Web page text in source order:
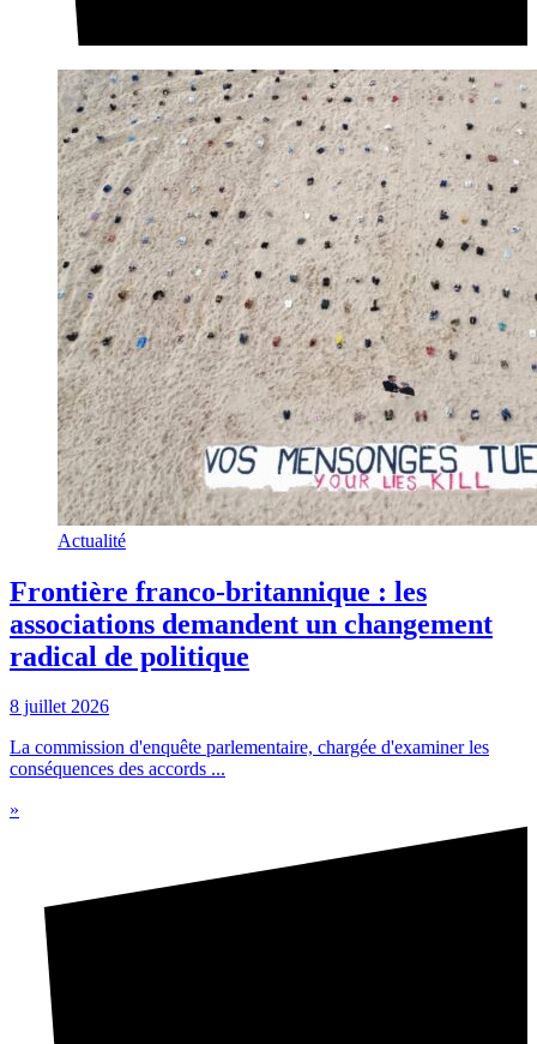
Actualité
Frontière franco-britannique : les
associations demandent un changement
radical de politique
8 juillet 2026
La commission d'enquête parlementaire, chargée d'examiner les
conséquences des accords ...
»